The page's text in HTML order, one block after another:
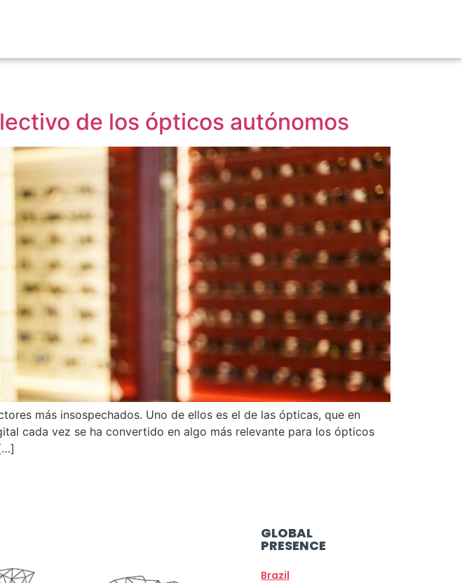
de los ópticos autónomos
más insospechados. Uno de ellos es el de las ópticas, que en
cada vez se ha convertido en algo más relevante para los ópticos
GLOBAL
PRESENCE
Brazil